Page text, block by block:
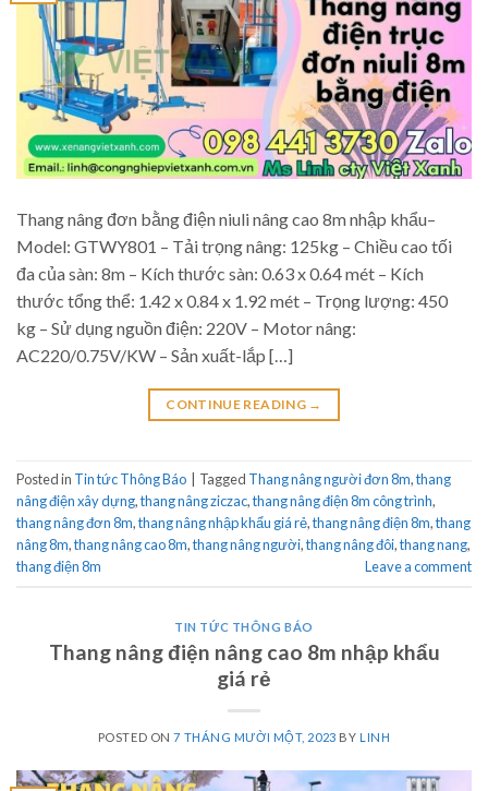
Thang nâng đơn bằng điện niuli nâng cao 8m nhập khẩu–
Model: GTWY801 – Tải trọng nâng: 125kg – Chiều cao tối
đa của sàn: 8m – Kích thước sàn: 0.63 x 0.64 mét – Kích
thước tổng thể: 1.42 x 0.84 x 1.92 mét – Trọng lượng: 450
kg – Sử dụng nguồn điện: 220V – Motor nâng:
AC220/0.75V/KW – Sản xuất-lắp […]
CONTINUE READING →
Posted in Tin tức Thông Báo Tagged Thang nâng người đơn 8m,thang
nâng điện xây dựng,thang nâng ziczac,thang nâng điện 8m công trình,
thang nâng đơn 8m,thang nâng nhập khẩu giá rẻ,thang nâng điện 8m,thang
nâng 8m,thang nâng cao 8m,thang nâng người,thang nâng đôi,thang nang,
thang điện 8m
Leave a comment
TIN TỨC THÔNG BÁO
Thang nâng điện nâng cao 8m nhập khẩu
giá rẻ
POSTED ON7 THÁNG MƯỜI MỘT, 2023 BY LINH